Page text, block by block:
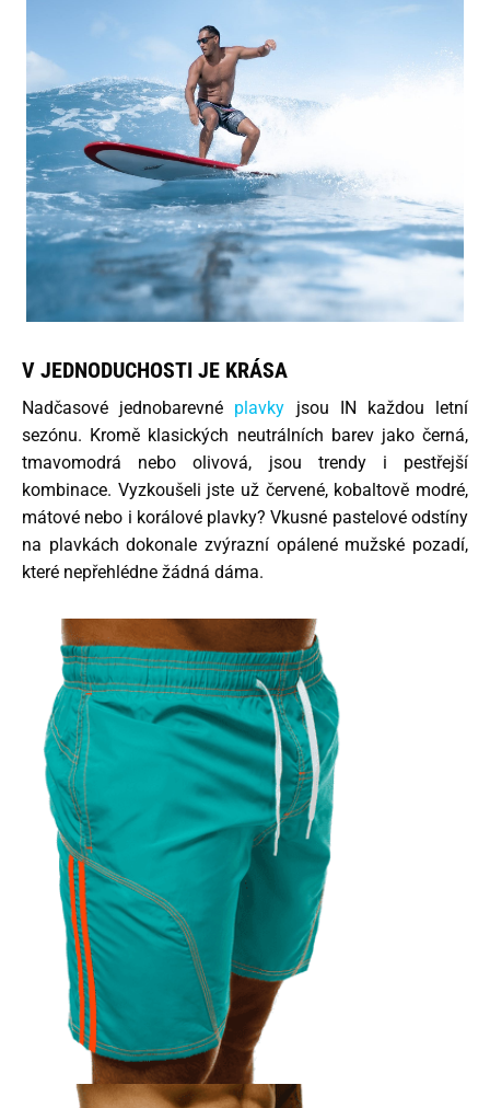
V JEDNODUCHOSTI JE KRÁSA
Nadčasové jednobarevné plavky jsou IN každou letní
sezónu. Kromě klasických neutrálních barev jako černá,
tmavomodrá nebo olivová, jsou trendy i pestřejší
kombinace. Vyzkoušeli jste už červené, kobaltově modré,
mátové nebo i korálové plavky? Vkusné pastelové odstíny
na plavkách dokonale zvýrazní opálené mužské pozadí,
které nepřehlédne žádná dáma.